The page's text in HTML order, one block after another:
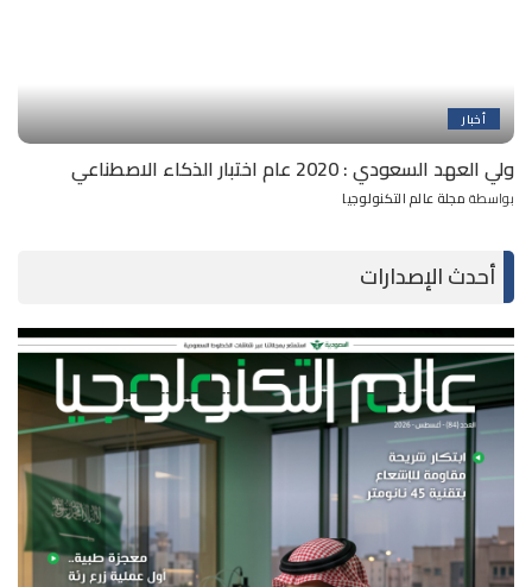
أخبار
ولي العهد السعودي : 2020 عام اختبار الذكاء الاصطناعي
Posted
بواسطة مجلة عالم التكنولوجيا
أحدث الإصدارات